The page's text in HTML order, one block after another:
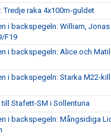
Tredje raka 4x100m-guldet
i backspegeln: William,
F19
i backspegeln: Alice och
i backspegeln: Starka M22-
Stafett-SM i Sollentuna
i backspegeln: Mångsidiga